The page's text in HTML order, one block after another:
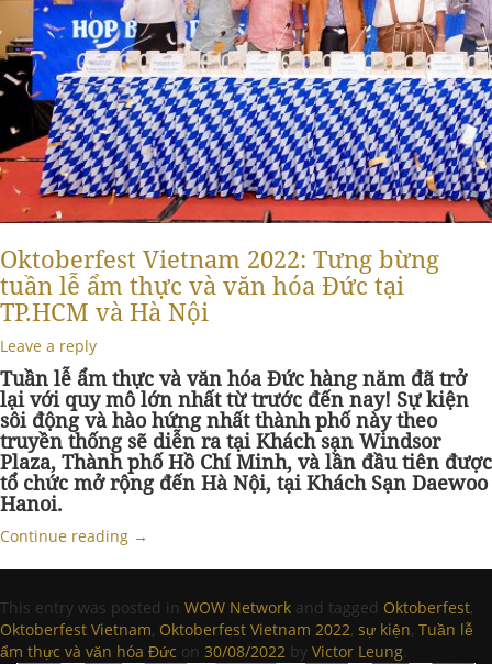
Oktoberfest Vietnam 2022: Tưng bừng
tuần lễ ẩm thực và văn hóa Đức tại
TP.HCM và Hà Nội
Leave a reply
Tuần lễ ẩm thực và văn hóa Đức hàng năm đã trở
lại với quy mô lớn nhất từ trước đến nay! Sự kiện
sôi động và hào hứng nhất thành phố này theo
truyền thống sẽ diễn ra tại Khách sạn Windsor
Plaza, Thành phố Hồ Chí Minh, và lần đầu tiên được
tổ chức mở rộng đến Hà Nội, tại Khách Sạn Daewoo
Hanoi.
Continue reading →
This entry was posted in WOW Network and tagged Oktoberfest,
Oktoberfest Vietnam, Oktoberfest Vietnam 2022, sự kiện, Tuần lễ
ẩm thực và văn hóa Đức on 30/08/2022 by Victor Leung.